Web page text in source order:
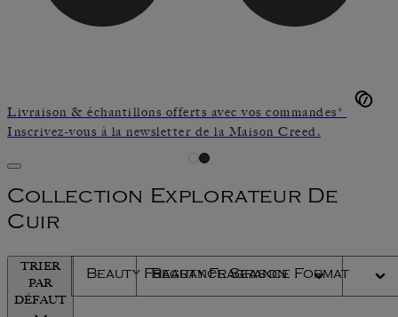
Livraison & échantillons offerts avec vos commandes*
Inscrivez-vous à la newsletter de la Maison Creed.
Collection Explorateur De
Cuir
TRIER
PAR
DÉFAUT
Beauty Fragrance Season
Beauty Fragrance Format